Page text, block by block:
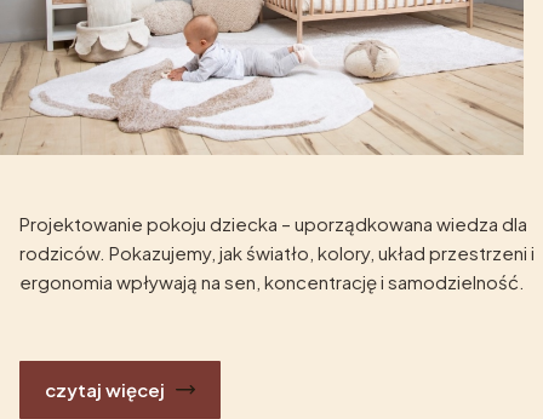
Projektowanie pokoju dziecka – uporządkowana wiedza dla
rodziców. Pokazujemy, jak światło, kolory, układ przestrzeni i
ergonomia wpływają na sen, koncentrację i samodzielność.
czytaj więcej